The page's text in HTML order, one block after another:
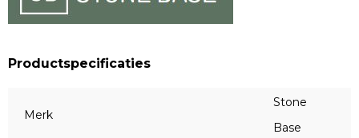
Productspecificaties
Merk
Stone
Base